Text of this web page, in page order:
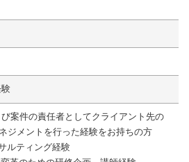
案件の責任者としてクライアント先の
ジメントを行った経験をお持ちの方
ルティング経験